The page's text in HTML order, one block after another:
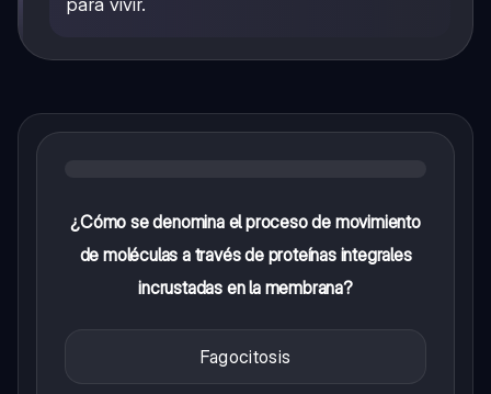
para vivir.
¿Cómo se denomina el proceso de movimiento
de moléculas a través de proteínas integrales
incrustadas en la membrana?
Fagocitosis